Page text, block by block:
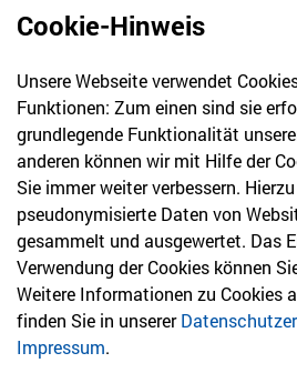
030 61 39 04 10
info@hvd-bb.de
Newsletter
Bleiben Sie mit unserem
Stand mit Themen, die Sie
Cookie-Hinweis
Unsere Webseite verwendet
Funktionen: Zum einen sind sie
grundlegende Funktionalität
anderen können wir mit Hilfe der
Sie immer weiter verbessern.
pseudonymisierte Daten von
gesammelt und ausgewertet. Das
Verwendung der Cookies können
Weitere Informationen zu Cookies
finden Sie in unserer
Impressum.